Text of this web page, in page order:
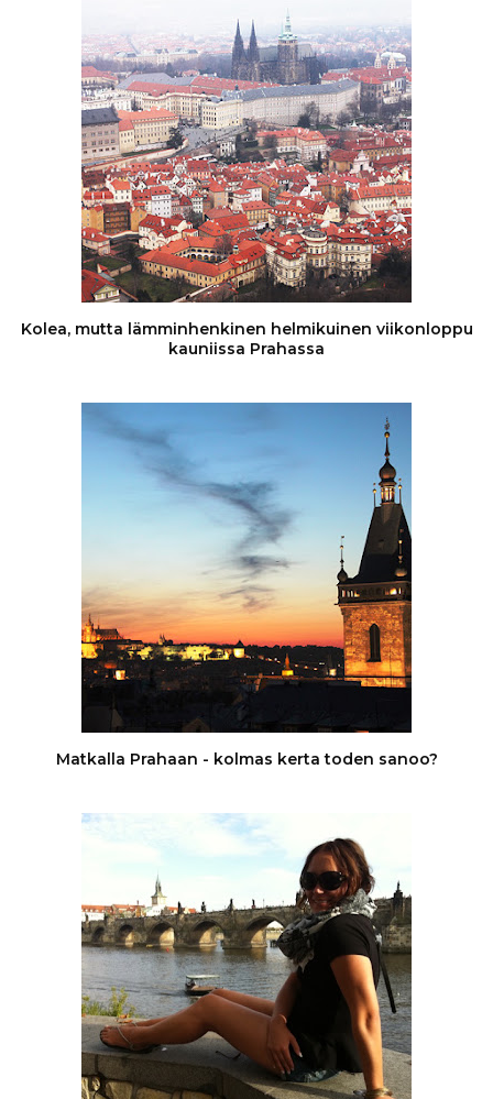
Kolea, mutta lämminhenkinen helmikuinen viikonloppu
kauniissa Prahassa
Matkalla Prahaan - kolmas kerta toden sanoo?